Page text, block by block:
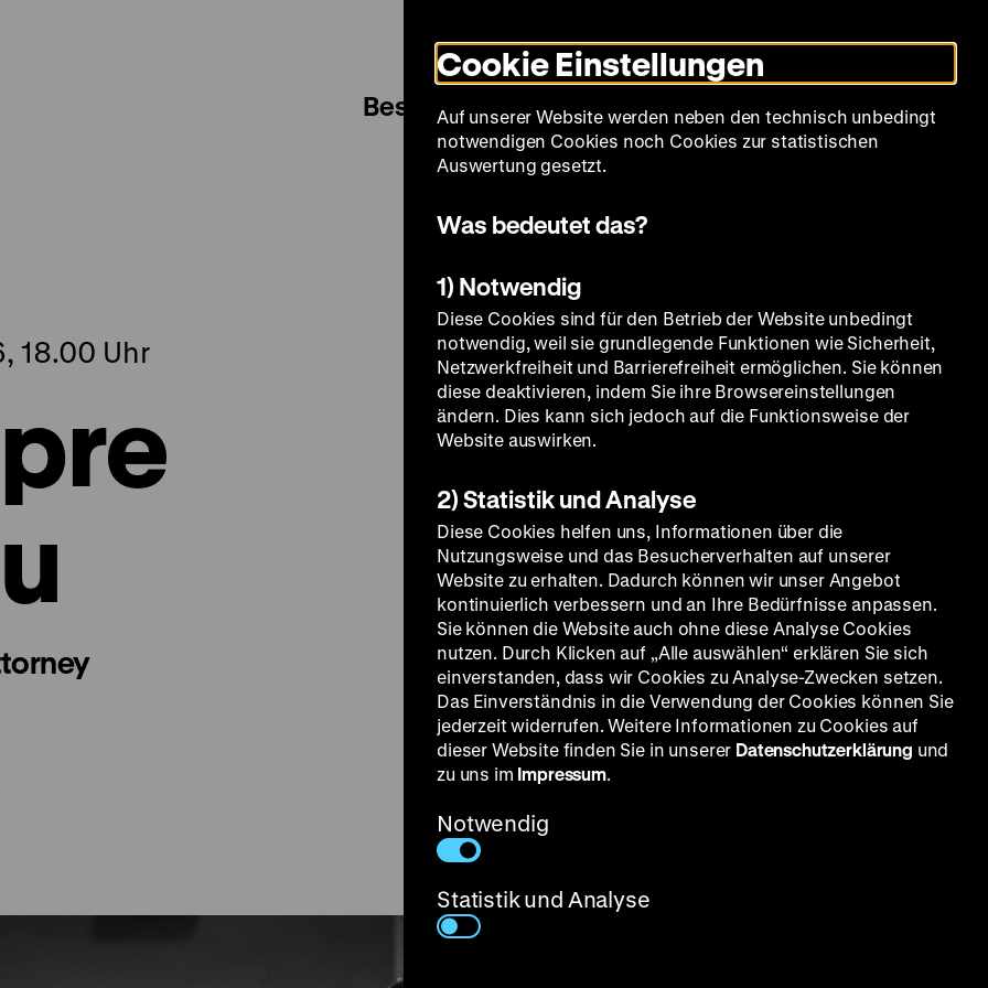
Modus
umschalten
Sprache
Besuch Spielplan Filmreihen Über uns
18.00 Uhr
Cookie Einstellungen
Auf unserer Website werden neben den technisch unbedingt
notwendigen Cookies noch Cookies zur statistischen
Auswertung gesetzt.
Was bedeutet das?
1) Notwendig
Diese Cookies sind für den Betrieb der Website unbedingt
notwendig, weil sie grundlegende Funktionen wie Sicherheit,
Netzwerkfreiheit und Barrierefreiheit ermöglichen. Sie können
diese deaktivieren, indem Sie ihre Browsereinstellungen
ändern. Dies kann sich jedoch auf die Funktionsweise der
Website auswirken.
2) Statistik und Analyse
Diese Cookies helfen uns, Informationen über die
Nutzungsweise und das Besucherverhalten auf unserer
Website zu erhalten. Dadurch können wir unser Angebot
kontinuierlich verbessern und an Ihre Bedürfnisse anpassen.
Sie können die Website auch ohne diese Analyse Cookies
nutzen. Durch Klicken auf „Alle auswählen“ erklären Sie sich
einverstanden, dass wir Cookies zu Analyse-Zwecken setzen.
Das Einverständnis in die Verwendung der Cookies können Sie
jederzeit widerrufen. Weitere Informationen zu Cookies auf
dieser Website finden Sie in unserer Datenschutzerklärung und
zu uns im Impressum.
Notwendig
Statistik und Analyse